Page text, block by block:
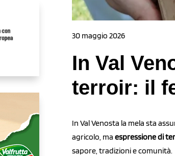
30 maggio 2026
In Val
terroir: il
In Val Venosta la mela sta
agricolo, ma espressione di
sapore, tradizioni e comunità.